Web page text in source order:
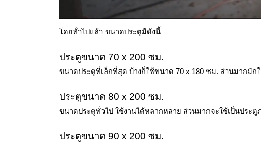
โดยทั่วไปแล้ว ขนาดประตูมีดังนี้
ประตูขนาด 70 x 200 ซม.
ขนาดประตูที่เล็กที่สุด บ้างก็ใช้ขนาด 70 x 180 ซม. ส่วนมากมัก
ประตูขนาด 80 x 200 ซม.
ขนาดประตูทั่วไป ใช้งานได้หลากหลาย ส่วนมากจะใช้เป็นประ
ประตูขนาด 90 x 200 ซม.